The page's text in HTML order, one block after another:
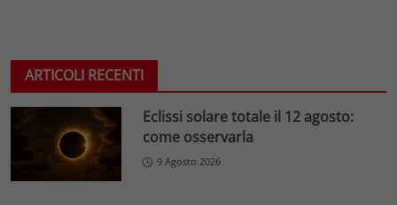
ARTICOLI RECENTI
Eclissi solare totale il 12 agosto:
come osservarla
9 Agosto 2026